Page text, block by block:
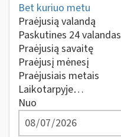
Bet kuriuo metu
Praėjusią valandą
Paskutines 24 valandas
Praėjusią savaitę
Praėjusį mėnesį
Praėjusiais metais
Laikotarpyje…
Nuo